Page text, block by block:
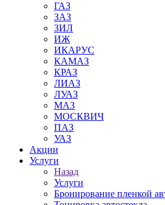
ГАЗ
ЗАЗ
ЗИЛ
ИЖ
ИКАРУС
КАМАЗ
КРАЗ
ЛИАЗ
ЛУАЗ
МАЗ
МОСКВИЧ
ПАЗ
УАЗ
Акции
Услуги
Назад
Услуги
Бронирование пленкой